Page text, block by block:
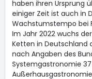
haben ihren Ursprung
einiger Zeit ist auch in
Wachstumstempo bei
Im Jahr 2022 wuchs
Ketten in Deutschland
nach Angaben des
Systemgastronomie